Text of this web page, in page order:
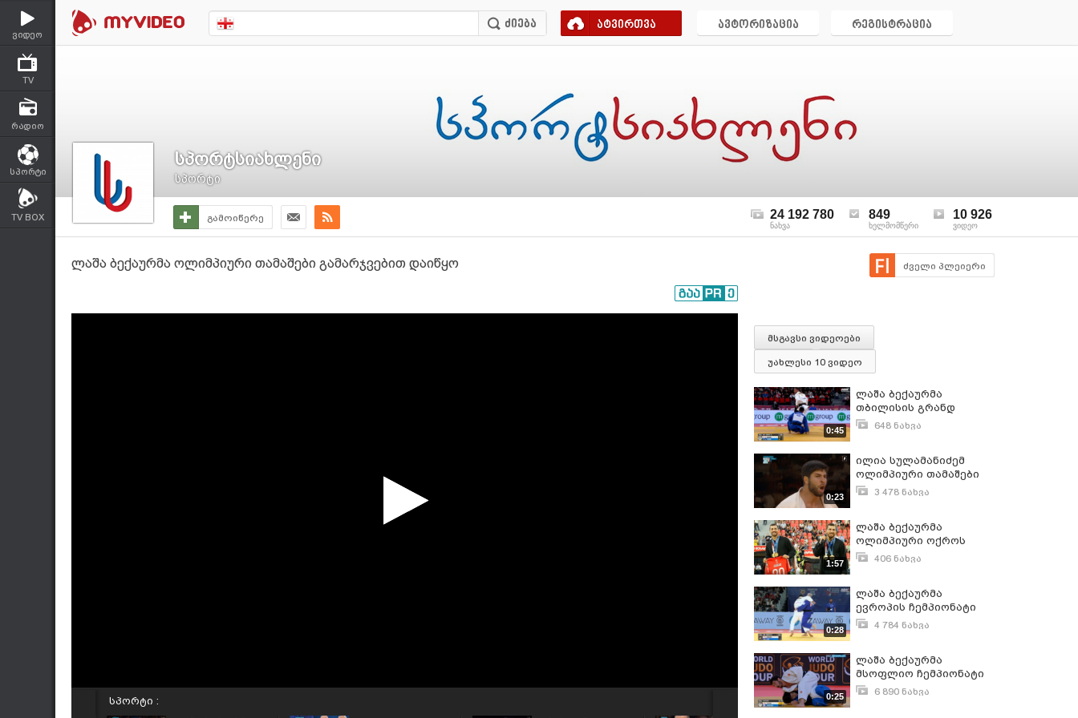
ვიდეო
TV
რადიო
სპორტი
TV BOX
ატვირთვა ავტორიზაცია რეგისტრაცია
სპორტსიახლენი
სპორტი
გამოიწერე 24 192 780
ნახვა
849
ხელმომწერი
10 926
ვიდეო
ლაშა ბექაურმა ოლიმპიური თამაშები გამარჯვებით დაიწყო ძველი პლეიერი
სპორტი :
მსგავსი ვიდეოები
უახლესი 10 ვიდეო
0:45
ლაშა ბექაურმა
თბილისის გრანდ
სლემი გამარჯვებით
648 ნახვა
0:23
ილია სულამანიძემ
ოლიმპიური თამაშები
გამარჯვებით დაიწყო
3 478 ნახვა
1:57
ლაშა ბექაურმა
ოლიმპიური ოქროს
მედლები ქომაგებს
406 ნახვა
0:28
ლაშა ბექაურმა
ევროპის ჩემპიონატი
დამაჯერებლად დაიწყო
4 784 ნახვა
0:25
ლაშა ბექაურმა
მსოფლიო ჩემპიონატი
იაპონელის
6 890 ნახვა